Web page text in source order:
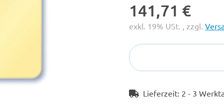
141,71 €
exkl. 19% USt. , zzgl.
Lieferzeit: 2 - 3